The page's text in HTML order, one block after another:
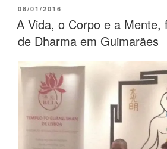
08/01/2016
A Vida, o Corpo e a Mente,
de Dharma em Guimarães